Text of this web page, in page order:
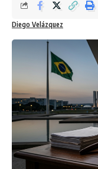
Diego Velázquez